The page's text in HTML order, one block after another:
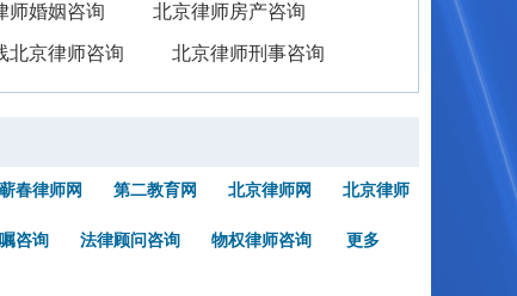
师婚姻咨询 北京律师房产咨询
北京律师咨询 北京律师刑事咨询
蕲春律师网 第二教育网 北京律师网 北京律师
咨询 法律顾问咨询 物权律师咨询 更多